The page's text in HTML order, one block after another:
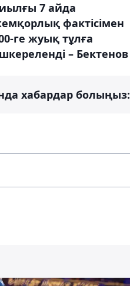
7 айда
фактісімен
ге жуық тұлға
– Бектенов
хабардар болыңыз: